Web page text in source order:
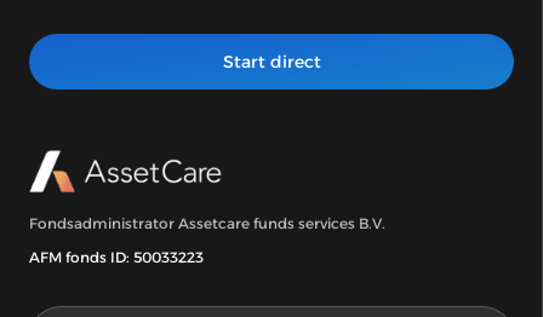
Start direct
Fondsadministrator Assetcare funds services B.V.
AFM fonds ID: 50033223